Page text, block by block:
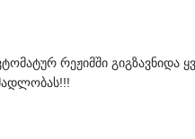
რეჟიმში გიგზავნიდა